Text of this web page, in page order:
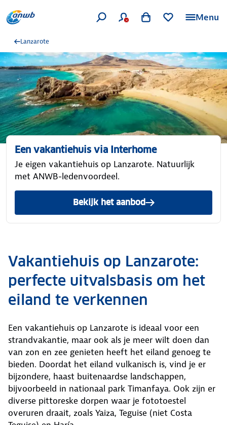
Menu
Lanzarote
Een vakantiehuis via Interhome
Je eigen vakantiehuis op Lanzarote. Natuurlijk
met ANWB-ledenvoordeel.
Bekijk het aanbod
Vakantiehuis op Lanzarote:
perfecte uitvalsbasis om het
eiland te verkennen
Een vakantiehuis op Lanzarote is ideaal voor een
strandvakantie, maar ook als je meer wilt doen dan
van zon en zee genieten heeft het eiland genoeg te
bieden. Doordat het eiland vulkanisch is, vind je er
bijzondere, haast buitenaardse landschappen,
bijvoorbeeld in nationaal park Timanfaya. Ook zijn er
diverse pittoreske dorpen waar je fototoestel
overuren draait, zoals Yaiza, Teguise (niet Costa